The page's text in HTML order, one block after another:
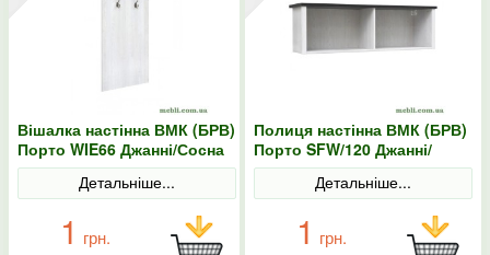
Вішалка настінна ВМК (БРВ)
Порто WIE66 Джанні/Сосна
ларіко
Детальніше...
1 грн.
Полиця настінна ВМК (БРВ)
Порто SFW/120 Джанні/
Сосна ларіко
Детальніше...
1 грн.